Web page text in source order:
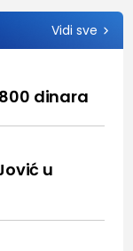
Vidi sve
dinara
u